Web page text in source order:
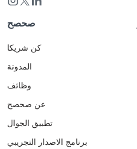
صحصح
كن شريكا
المدونة
وظائف
عن صحصح
تطبيق الجوال
برنامج الاصدار التجريبي